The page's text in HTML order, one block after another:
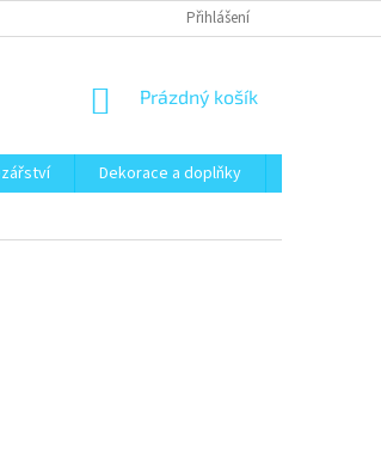
Přihlášení
NÁKUPNÍ
Prázdný košík
Dekorace a doplňky